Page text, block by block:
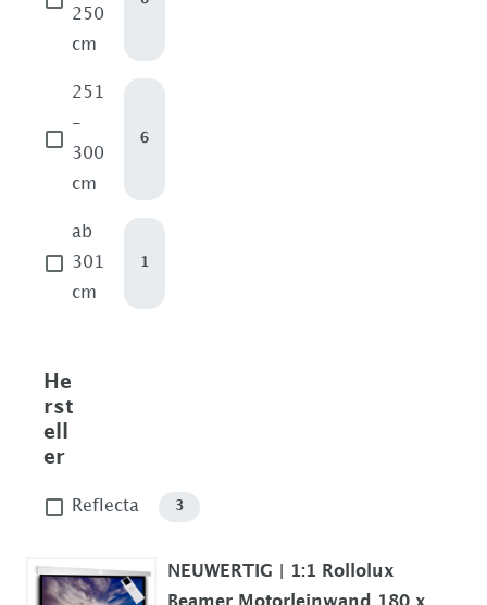
250
cm
251
-
300
cm
6
ab
301
cm
1
He
rst
ell
er
Reflecta 3
NEUWERTIG | 1:1 Rollolux